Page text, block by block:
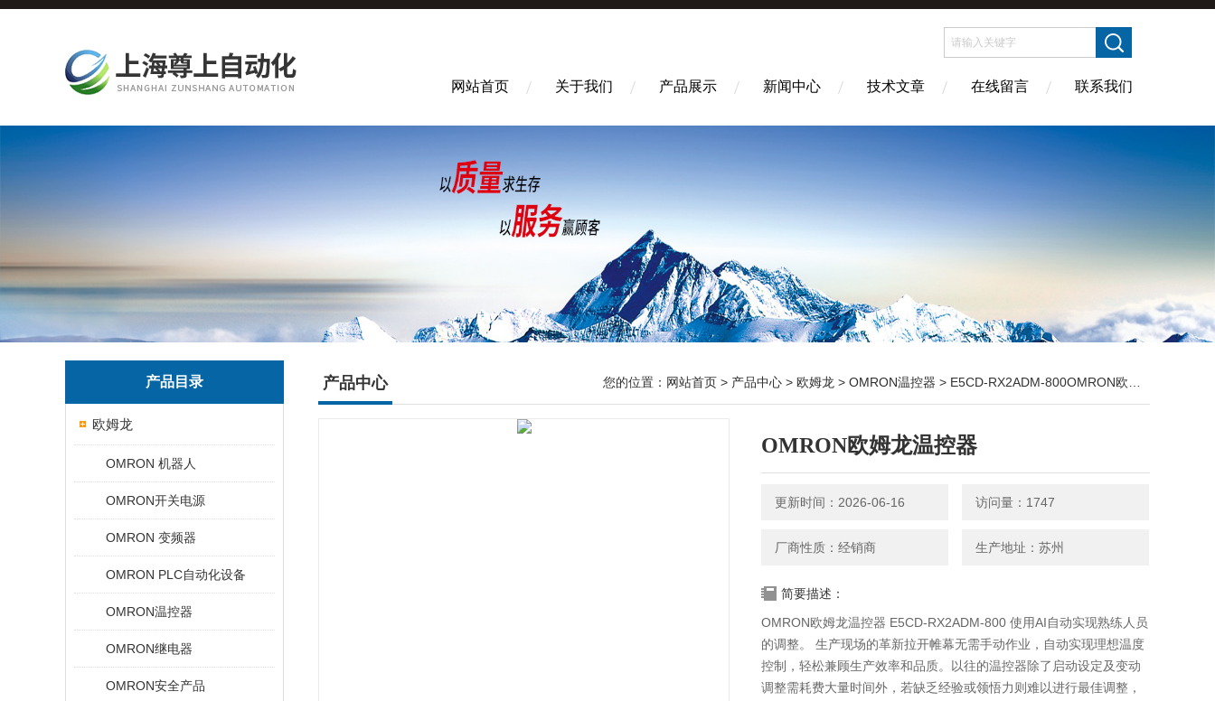
网站首页 关于我们 产品展示 新闻中心 技术文章 在线留言 联系我们
产品目录
欧姆龙
OMRON 机器人
OMRON开关电源
OMRON 变频器
OMRON PLC自动化设备
OMRON温控器
OMRON继电器
OMRON安全产品
产品中心 您的位置： 网站首页 > 产品中心 > 欧姆龙 > OMRON温控器 > E5CD-RX2ADM-800OMRON欧姆龙温控器
OMRON欧姆龙温控器
更新时间：2026-06-16 访问量：1747
厂商性质：经销商 生产地址：苏州
简要描述：
OMRON欧姆龙温控器 E5CD-RX2ADM-800 使用AI自动实现熟练人员
的调整。 生产现场的革新拉开帷幕无需手动作业，自动实现理想温度
控制，轻松兼顾生产效率和品质。以往的温控器除了启动设定及变动
调整需耗费大量时间外，若缺乏经验或领悟力则难以进行最佳调整，